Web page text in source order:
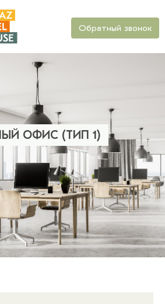
Обратный звонок
ОФИС (ТИП 1)